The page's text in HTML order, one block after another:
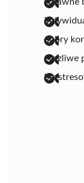
dobry
życzliwe